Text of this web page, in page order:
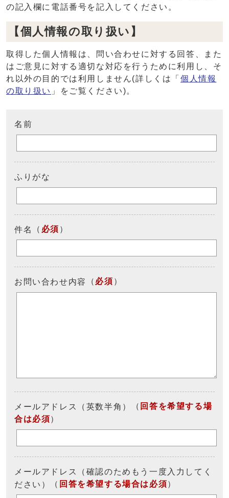
の記入欄に電話番号を記入してください。
【個人情報の取り扱い】
取得した個人情報は、問い合わせに対する回答、また
はご意見に対する適切な対応を行うために利用し、そ
れ以外の目的では利用しません(詳しくは「 個人情報
の取り扱い 」をご覧ください)。
名前
ふりがな
件名 （ 必須 ）
お問い合わせ内容 （ 必須 ）
メールアドレス（英数半角） （ 回答を希望する場
合は必須）
メールアドレス（確認のためもう一度入力してく
ださい）
（ 回答を希望する場合は必須）